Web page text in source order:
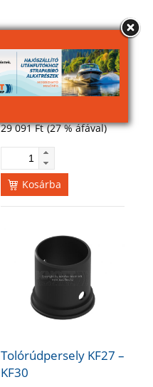
Gázlengéscsillapító KF
G35-höz
0036-os
29 091Ft (27 % áfával)
Kosárba
Tolórúdpersely KF27 –
KF30